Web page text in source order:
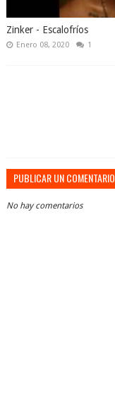
Zinker - Escalofríos
Enero 08, 2020 1
PUBLICAR UN COMENTARIO
No hay comentarios